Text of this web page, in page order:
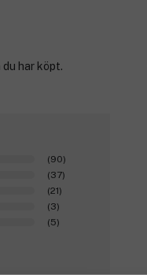
har köpt.
(90)
(37)
(21)
(3)
(5)